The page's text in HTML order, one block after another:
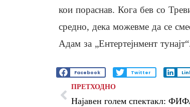
кои пораснав. Кога бев со
средно, дека можевме да се
Адам за „Ентертејнмент
Facebook Twitter
ПРЕТХОДНО